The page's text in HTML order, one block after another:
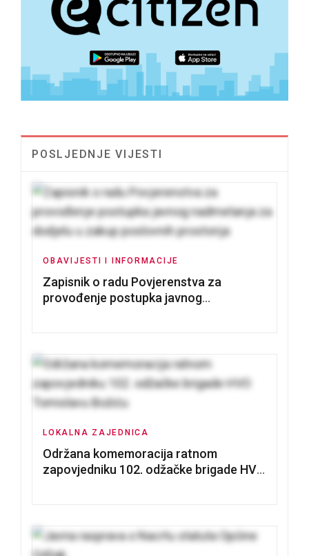
POSLJEDNJE VIJESTI
OBAVIJESTI I INFORMACIJE
Zapisnik o radu Povjerenstva za
provođenje postupka javnog
LOKALNA ZAJEDNICA
Održana komemoracija ratnom
zapovjedniku 102. odžačke brigade HVO